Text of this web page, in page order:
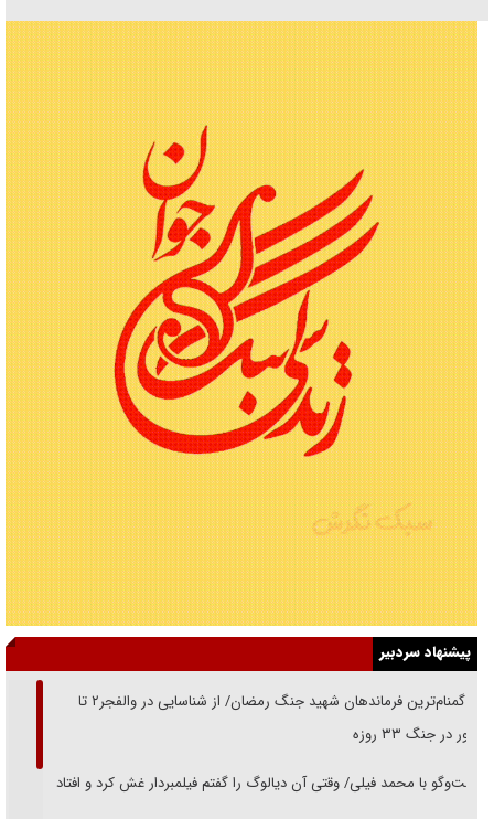
پیشنهاد سردبیر
از گمنام‌ترین فرماندهان شهید جنگ رمضان/ از شناسایی در والفجر۲ تا
حضور در جنگ ۳۳ روزه
گفت‌وگو با محمد فیلی/ وقتی آن دیالوگ را گفتم فیلمبردار غش کرد و افتاد